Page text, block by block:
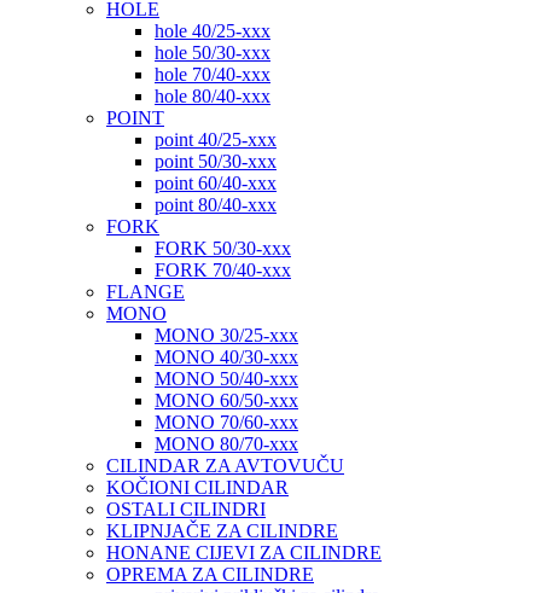
HOLE
hole 40/25-xxx
hole 50/30-xxx
hole 70/40-xxx
hole 80/40-xxx
POINT
point 40/25-xxx
point 50/30-xxx
point 60/40-xxx
point 80/40-xxx
FORK
FORK 50/30-xxx
FORK 70/40-xxx
FLANGE
MONO
MONO 30/25-xxx
MONO 40/30-xxx
MONO 50/40-xxx
MONO 60/50-xxx
MONO 70/60-xxx
MONO 80/70-xxx
CILINDAR ZA AVTOVUČU
KOČIONI CILINDAR
OSTALI CILINDRI
KLIPNJAČE ZA CILINDRE
HONANE CIJEVI ZA CILINDRE
OPREMA ZA CILINDRE